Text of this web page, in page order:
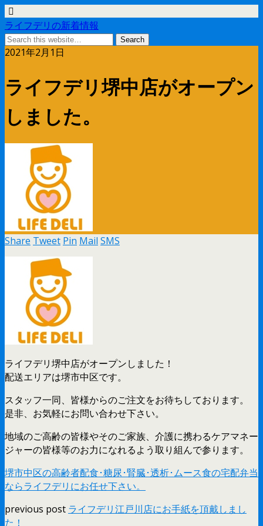
ライフデリの新着情報
2021年2月1日
ライフデリ堺中店がオープン
しました。
Share Tweet Pin Mail SMS
ライフデリ堺中店がオープンしました！
配送エリアは堺市中区です。
スタッフ一同、皆様からのご注文をお待ちしております。
是非、お気軽にお問い合わせ下さい。
地域のご高齢の皆様やそのご家族、介護に携わるケアマネー
ジャーの皆様等のお力になれるよう取り組んで参ります。
堺市中区の高齢者配食･糖尿･腎臓･透析･ムース食の宅配弁当
ならライフデリにお任せ下さい。
previous post ライフデリ江戸川店にお手紙を頂戴しまし
た！